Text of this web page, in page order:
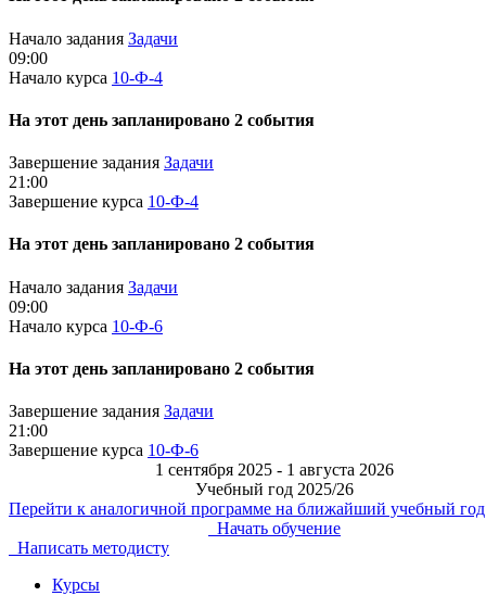
Начало задания Задачи
09:00
Начало курса 10-Ф-4
На этот день запланировано 2 события
Завершение задания Задачи
21:00
Завершение курса 10-Ф-4
На этот день запланировано 2 события
Начало задания Задачи
09:00
Начало курса 10-Ф-6
На этот день запланировано 2 события
Завершение задания Задачи
21:00
Завершение курса 10-Ф-6
1 сентября 2025 - 1 августа 2026
Учебный год 2025/26
Перейти к аналогичной программе на ближайший учебный год
Начать обучение
Написать методисту
Курсы